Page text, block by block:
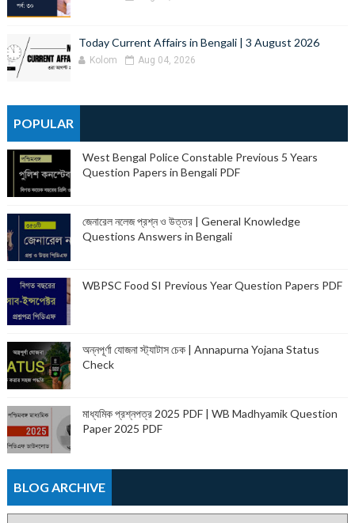
Today Current Affairs in Bengali | 3 August 2026
Kolom Aug 04, 2026
POPULAR
West Bengal Police Constable Previous 5 Years
Question Papers in Bengali PDF
জেনারেল নলেজ প্রশ্ন ও উত্তর | General Knowledge
Questions Answers in Bengali
WBPSC Food SI Previous Year Question Papers PDF
অন্নপূর্ণা যোজনা স্ট্যাটাস চেক | Annapurna Yojana Status
Check
মাধ্যমিক প্রশ্নপত্র 2025 PDF | WB Madhyamik Question
Paper 2025 PDF
BLOG ARCHIVE